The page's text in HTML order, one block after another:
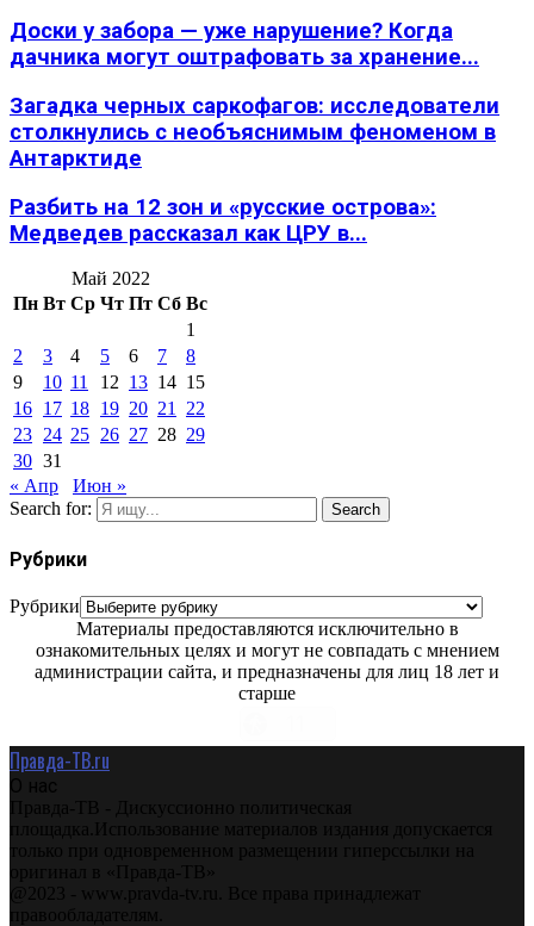
Доски у забора — уже нарушение? Когда
дачника могут оштрафовать за хранение...
Загадка черных саркофагов: исследователи
столкнулись с необъяснимым феноменом в
Антарктиде
Разбить на 12 зон и «русские острова»:
Медведев рассказал как ЦРУ в...
Май 2022
Пн Вт Ср Чт Пт Сб Вс
1
2
3 4 5 6 7
8
9
10 11 12 13 14 15
16 17 18 19 20 21
22
23 24 25 26 27 28 29
30 31
« Апр
Июн »
Search for:
Search
Рубрики
Рубрики
Материалы предоставляются исключительно в
ознакомительных целях и могут не совпадать с мнением
администрации сайта, и предназначены для лиц 18 лет и
старше
Правда-ТВ.ru
О нас
Правда-ТВ - Дискуссионно политическая
площадка.Использование материалов издания допускается
только при одновременном размещении гиперссылки на
оригинал в «Правда-ТВ»
@2023 - www.pravda-tv.ru. Все права принадлежат
правообладателям.